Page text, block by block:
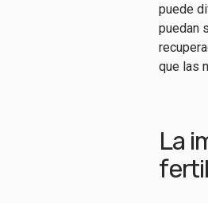
puede
puedan
que las
La